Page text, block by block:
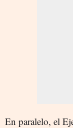
En paralelo, el